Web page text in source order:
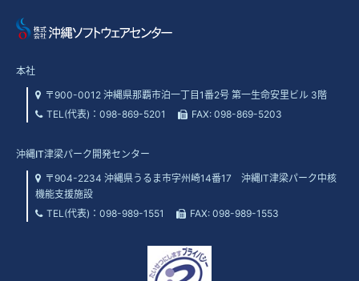
本社
〒900-0012 沖縄県那覇市泊一丁目1番2号 第一生命安里ビル 3階
TEL(代表)： 098-869-5201 FAX: 098-869-5203
沖縄IT津梁パーク開発センター
〒904-2234 沖縄県うるま市字州崎14番17 沖縄IT津梁パーク中核
機能支援施設
TEL(代表)： 098-989-1551 FAX: 098-989-1553